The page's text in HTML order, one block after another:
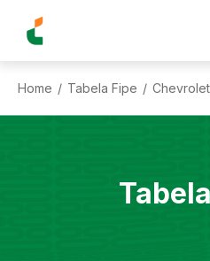
Home / Tabela Fipe / Chevrolet